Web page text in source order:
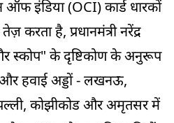
इंडिया (OCI) कार्ड धारकों
करता है, प्रधानमंत्री नरेंद्र
स्कोप" के दृष्टिकोण के अनुरूप
हवाई अड्डों - लखनऊ,
कोझीकोड और अमृतसर में